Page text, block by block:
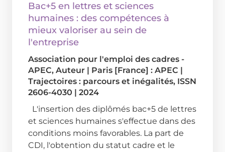
Bac+5 en lettres et sciences
humaines : des compétences à
mieux valoriser au sein de
l'entreprise
Association pour l'emploi des cadres -
APEC, Auteur | Paris [France] : APEC |
Trajectoires : parcours et inégalités, ISSN
2606-4030 | 2024
L'insertion des diplômés bac+5 de lettres
et sciences humaines s'effectue dans des
conditions moins favorables. La part de
CDI, l'obtention du statut cadre et le